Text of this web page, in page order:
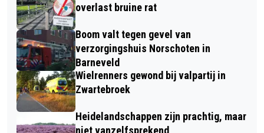
overlast bruine rat
Boom valt tegen gevel van
verzorgingshuis Norschoten in
Barneveld
Wielrenners gewond bij valpartij in
Zwartebroek
Heidelandschappen zijn prachtig, maar
niet vanzelfsprekend